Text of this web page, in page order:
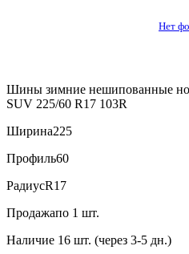
Нет
Шины зимние нешипованные
SUV 225/60 R17 103R
Ширина225
Профиль60
РадиусR17
Продажапо 1 шт.
Наличие 16 шт. (через 3-5 дн.)